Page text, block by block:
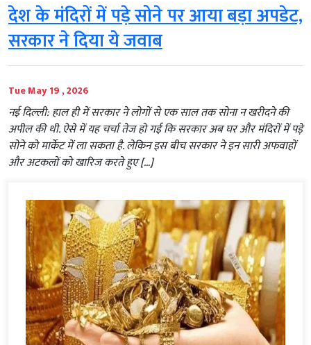
देश के मंदिरों में पड़े सोने पर आया बड़ा अपडेट,
सरकार ने दिया ये जवाब
Tue May 19 , 2026
नई दिल्ली: हाल ही में सरकार ने लोगों से एक साल तक सोना न खरीदने की
अपील की थी. ऐसे में यह चर्चा तेज हो गई कि सरकार अब घर और मंदिरों में पड़े
सोने को मार्केट में ला सकता है. लेकिन इस बीच सरकार ने इन सारी अफवाहों
और अटकलों को खारिज करते हुए […]